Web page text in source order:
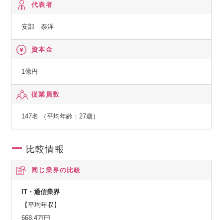
ズに合わせて最適な機能をご提供します。
誰でも簡単にデータを扱うことを可能にする唯一無二のプロ
ダクトです。
第二プロダクト：2023年11月から有料化が始まった経営管理
経営陣の見たい、売上、販管費や現場のKGI、KPIなどの経営
ドサービスです。
代表者
安部 泰洋
資本金
1億円
従業員数
147名 （平均年齢：27歳）
比較情報
同じ業界の比較
IT・通信業界
【平均年収】
668.4万円